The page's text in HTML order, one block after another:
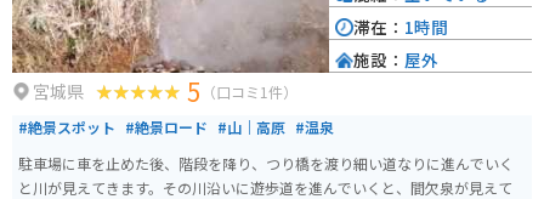
宮城県 5 （口コミ1件）
#絶景スポット #絶景ロード #山｜高原 #温泉
駐車場に車を止めた後、階段を降り、つり橋を渡り細い道なりに進んでいく
と川が見えてきます。その川沿いに遊歩道を進んでいくと、間欠泉が見えて
滞在： 1時間
施設： 屋外